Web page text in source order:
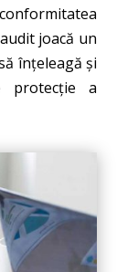
joacă un
înțeleagă și
protecție a